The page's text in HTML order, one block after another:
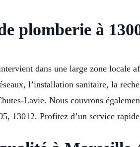
plomberie à
dans une large zone locale
l’installation sanitaire, la
Lavie. Nous couvrons
13012. Profitez d’un service